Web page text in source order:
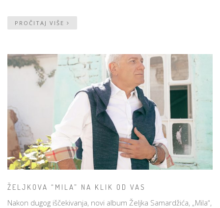
PROČITAJ VIŠE
ŽELJKOVA “MILA” NA KLIK OD VAS
Nakon dugog iščekivanja, novi album Željka Samardžića, „Mila“,